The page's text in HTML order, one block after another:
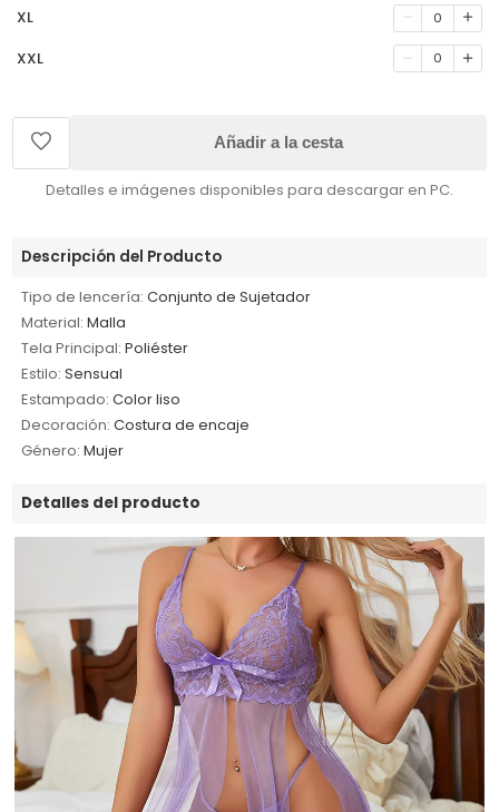
XL 0
XXL 0
Añadir a la cesta
Detalles e imágenes disponibles para descargar en PC.
Descripción del Producto
Tipo de lencería: Conjunto de Sujetador
Material: Malla
Tela Principal: Poliéster
Estilo: Sensual
Estampado: Color liso
Decoración: Costura de encaje
Género: Mujer
Detalles del producto